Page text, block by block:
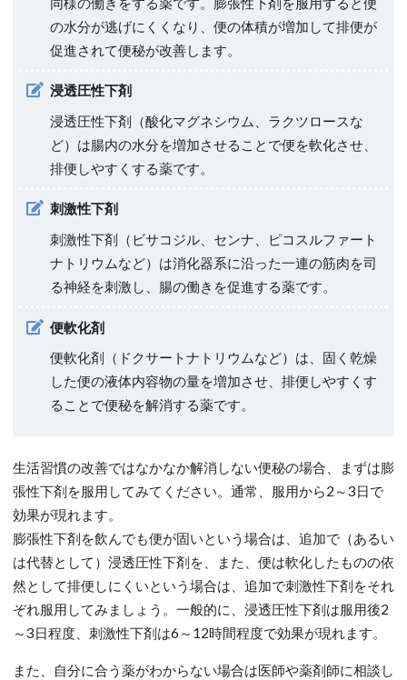
の水分が逃げにくくなり、便の体積が増加して排便が
促進されて便秘が改善します。
浸透圧性下剤
浸透圧性下剤（酸化マグネシウム、ラクツロースな
ど）は腸内の水分を増加させることで便を軟化させ、
排便しやすくする薬です。
刺激性下剤
刺激性下剤（ビサコジル、センナ、ピコスルファート
ナトリウムなど）は消化器系に沿った一連の筋肉を司
る神経を刺激し、腸の働きを促進する薬です。
便軟化剤
便軟化剤（ドクサートナトリウムなど）は、固く乾燥
した便の液体内容物の量を増加させ、排便しやすくす
ることで便秘を解消する薬です。
生活習慣の改善ではなかなか解消しない便秘の場合、まずは膨
張性下剤を服用してみてください。通常、服用から2～3日で
効果が現れます。
膨張性下剤を飲んでも便が固いという場合は、追加で（あるい
は代替として）浸透圧性下剤を、また、便は軟化したものの依
然として排便しにくいという場合は、追加で刺激性下剤をそれ
ぞれ服用してみましょう。一般的に、浸透圧性下剤は服用後2
～3日程度、刺激性下剤は6～12時間程度で効果が現れます。
また、自分に合う薬がわからない場合は医師や薬剤師に相談し